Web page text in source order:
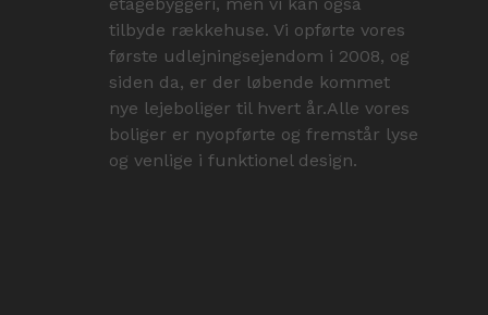
tilbyde rækkehuse. Vi opførte vores
første udlejningsejendom i 2008, og
siden da, er der løbende kommet
nye lejeboliger til hvert år.Alle vores
boliger er nyopførte og fremstår lyse
og venlige i funktionel design.